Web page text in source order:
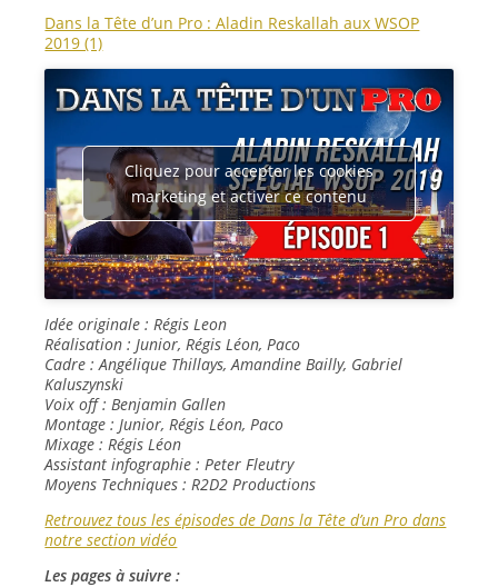
Dans la Tête d’un Pro : Aladin Reskallah aux WSOP
2019 (1)
Cliquez pour accepter les cookies
marketing et activer ce contenu
Idée originale : Régis Leon
Réalisation : Junior, Régis Léon, Paco
Cadre : Angélique Thillays, Amandine Bailly, Gabriel
Kaluszynski
Voix off : Benjamin Gallen
Montage : Junior, Régis Léon, Paco
Mixage : Régis Léon
Assistant infographie : Peter Fleutry
Moyens Techniques : R2D2 Productions
Retrouvez tous les épisodes de Dans la Tête d’un Pro dans
notre section vidéo
Les pages à suivre :